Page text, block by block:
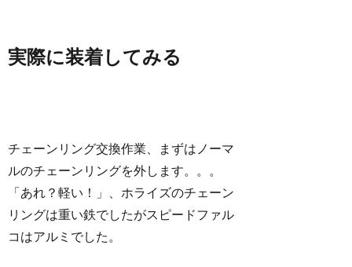
実際に装着してみる
チェーンリング交換作業、まずはノーマ
ルのチェーンリングを外します。。。
「あれ？軽い！」、ホライズのチェーン
リングは重い鉄でしたがスピードファル
コはアルミでした。